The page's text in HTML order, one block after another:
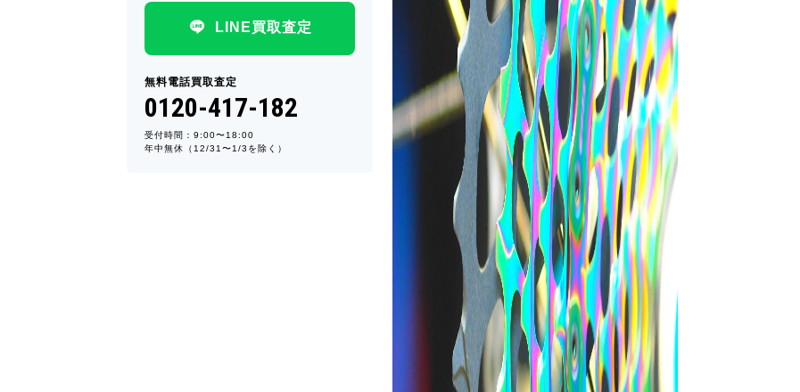
LINE買取査定
無料電話買取査定
0120-417-182
受付時間：9:00〜18:00
年中無休（12/31〜1/3を除く）